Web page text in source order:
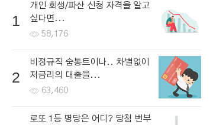
1
개인 회생/파산 신청 자격을 알고
싶다면...
58,176
2
비정규직 숨통트이나.. 차별없이
저금리의 대출을...
63,460
로또 1등 명당은 어디? 당첨 번부